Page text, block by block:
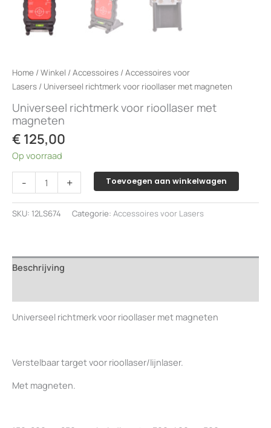
Home /Winkel /Accessoires /Accessoires voor
Lasers / Universeel richtmerk voor rioollaser met magneten
Universeel richtmerk voor rioollaser met
magneten
€ 125,00
Op voorraad
-
Universeel
richtmerk
voor
rioollaser
aantal
+ Toevoegen aan winkelwagen
SKU: 12LS674 Categorie: Accessoires voor Lasers
Beschrijving
Universeel richtmerk voor rioollaser met magneten
Verstelbaar target voor rioollaser/lijnlaser.
Met magneten.